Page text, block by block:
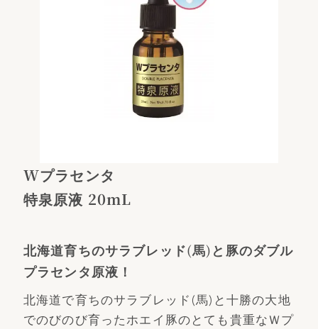
Wプラセンタ
特泉原液 20mL
北海道育ちのサラブレッド(馬)と豚のダブル
プラセンタ原液！
北海道で育ちのサラブレッド(馬)と十勝の大地
でのびのび育ったホエイ豚のとても貴重なＷプ